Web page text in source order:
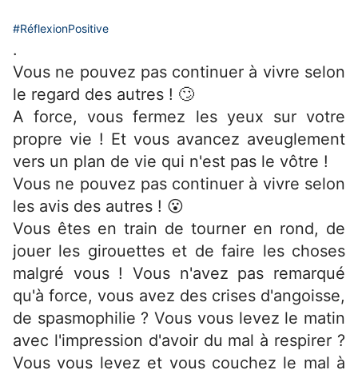
#RéflexionPositive
.
Vous ne pouvez pas continuer à vivre selon
le regard des autres ! 🙄
A force, vous fermez les yeux sur votre
propre vie ! Et vous avancez aveuglement
vers un plan de vie qui n'est pas le vôtre !
Vous ne pouvez pas continuer à vivre selon
les avis des autres ! 😮
Vous êtes en train de tourner en rond, de
jouer les girouettes et de faire les choses
malgré vous ! Vous n'avez pas remarqué
qu'à force, vous avez des crises d'angoisse,
de spasmophilie ? Vous vous levez le matin
avec l'impression d'avoir du mal à respirer ?
Vous vous levez et vous couchez le mal à